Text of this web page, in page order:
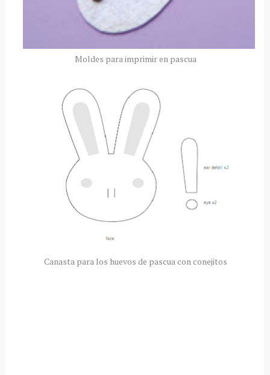
Moldes para imprimir en pascua
Canasta para los huevos de pascua con conejitos